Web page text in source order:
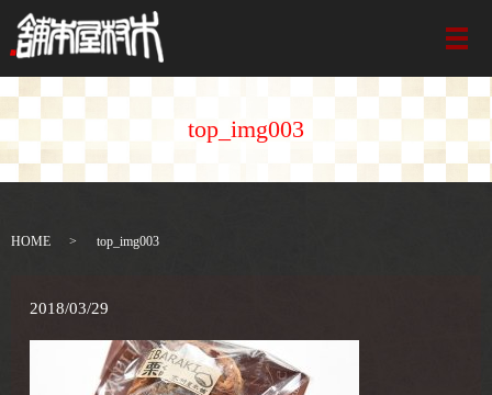
メ
top_img003
HOME top_img003
2018/03/29